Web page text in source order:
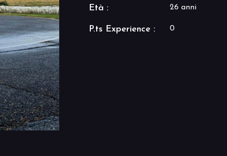
Età : 26 anni
P.ts Experience : 0